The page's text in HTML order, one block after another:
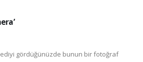
gördüğünüzde bunun bir fotoğraf